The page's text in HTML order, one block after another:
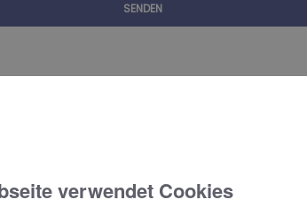
SENDEN
verwendet Cookies